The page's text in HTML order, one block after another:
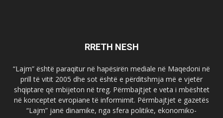
RRETH NESH
“Lajm” është paraqitur në hapësirën mediale në Maqedoni në
prill të vitit 2005 dhe sot është e përditshmja më e vjetër
shqiptare që mbijeton në treg. Përmbajtjet e veta i mbështet
në konceptet evropiane të informimit. Përmbajtjet e gazetës
“Lajm” janë dinamike, nga sfera politike, ekonomiko-